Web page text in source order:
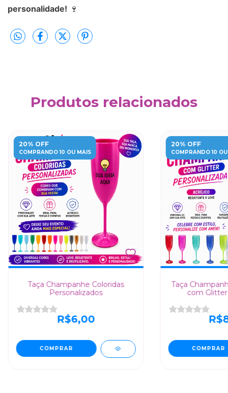
personalidade! 🍷
Produtos relacionados
20% OFF
COMPRANDO 10 OU MAIS
Taça Champanhe Coloridas
Personalizados
R$6,00
COMPRAR
20% OFF
COMPRANDO 10
Taça
com
COMPRAR